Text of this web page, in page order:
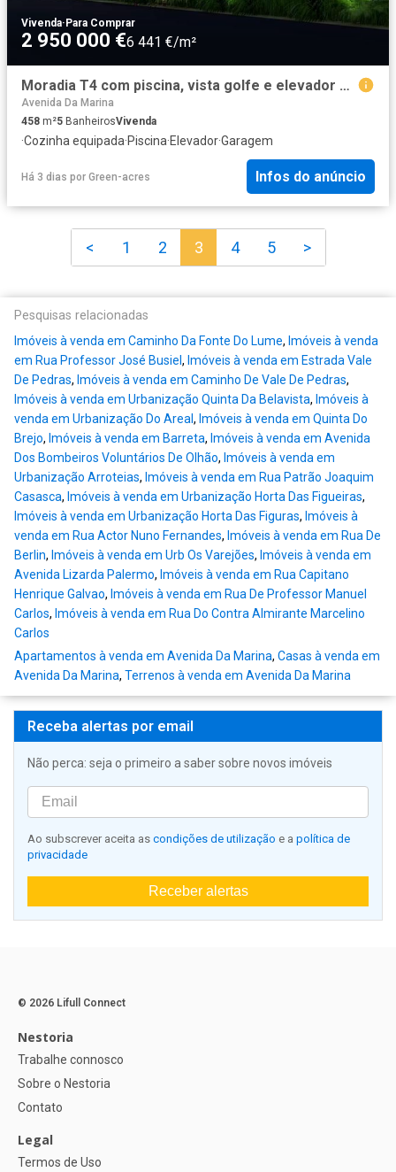
Vivenda·Para Comprar
2 950 000 €6 441 €/m²
Moradia T4 com piscina, vista golfe e elevador panorâmico em. 0m² Quarteira
Avenida Da Marina
458 m²5 BanheirosVivenda
·Cozinha equipada·Piscina·Elevador·Garagem
Há 3 dias por Green-acres Infos do anúncio
< 1 2 3 4 5 >
Pesquisas relacionadas
Imóveis à venda em Caminho Da Fonte Do Lume, Imóveis à venda
em Rua Professor José Busiel , Imóveis à venda em Estrada Vale
De Pedras, Imóveis à venda em Caminho De Vale De Pedras,
Imóveis à venda em Urbanização Quinta Da Belavista, Imóveis à
venda em Urbanização Do Areal, Imóveis à venda em Quinta Do
Brejo, Imóveis à venda em Barreta, Imóveis à venda em Avenida
Dos Bombeiros Voluntários De Olhão, Imóveis à venda em
Urbanização Arroteias, Imóveis à venda em Rua Patrão Joaquim
Casasca, Imóveis à venda em Urbanização Horta Das Figueiras,
Imóveis à venda em Urbanização Horta Das Figuras, Imóveis à
venda em Rua Actor Nuno Fernandes, Imóveis à venda em Rua De
Berlin, Imóveis à venda em Urb Os Varejões, Imóveis à venda em
Avenida Lizarda Palermo, Imóveis à venda em Rua Capitano
Henrique Galvao, Imóveis à venda em Rua De Professor Manuel
Carlos, Imóveis à venda em Rua Do Contra Almirante Marcelino
Carlos
Apartamentos à venda em Avenida Da Marina, Casas à venda em
Avenida Da Marina, Terrenos à venda em Avenida Da Marina
Receba alertas por email
Não perca: seja o primeiro a saber sobre novos imóveis
Ao subscrever aceita as condições de utilização e a política de
privacidade
Receber alertas
© 2026 Lifull Connect
Nestoria
Trabalhe connosco
Sobre o Nestoria
Contato
Legal
Termos de Uso